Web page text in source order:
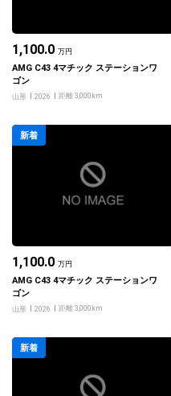
1,100.0 万円
AMG C43 4マチック ステーションワ
ゴン
山形 2026 距離 3,000km
新着
1,100.0 万円
AMG C43 4マチック ステーションワ
ゴン
山形 2026 距離 3,000km
新着